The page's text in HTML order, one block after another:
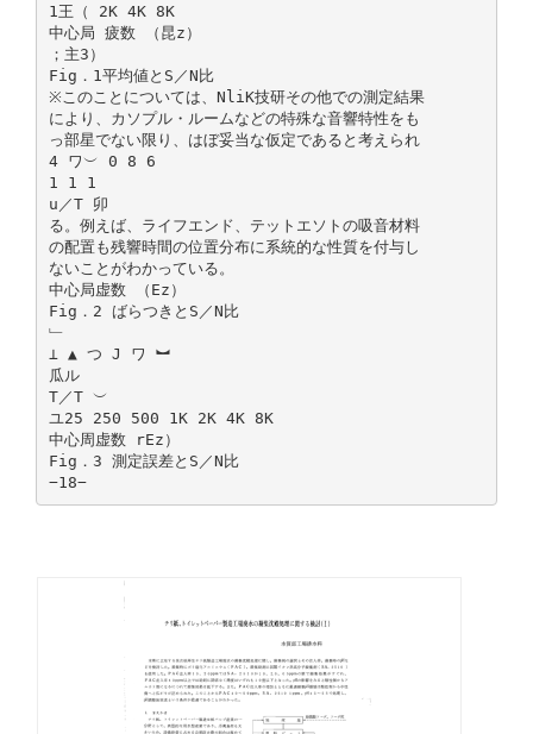
1王（ 2K 4K 8K
中心局 疲数 （昆z）
；主3）
Fig．1平均値とS／N比
※このことについては、NliK技研その他での測定結果
により、カソプル・ルームなどの特殊な音響特性をも
っ部星でない限り、はぼ妥当な仮定であると考えられ
4 ワ︶ 0 8 6
1 1 1
u／T 卯
る。例えば、ライフエンド、テットエソトの吸音材料
の配置も残響時間の位置分布に系統的な性質を付与し
ないことがわかっている。
中心局虚数 （Ez）
Fig．2 ばらつきとS／N比
﹂
⊥ ▲ つ J ワ ︼
瓜ル
T／T ︶
ユ25 250 500 1K 2K 4K 8K
中心周虚数 rEz）
Fig．3 測定誤差とS／N比
−18−